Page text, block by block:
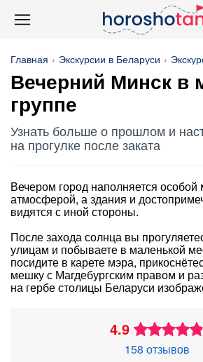
Главная Экскурсии в Беларуси
Вечерний Минск в
группе
Узнать больше о прошлом и
на прогулке после заката
Вечером город наполняется особой
атмосферой, а здания и
видятся с иной стороны.
После захода солнца вы
улицам и побываете в маленькой
посидите в карете мэра,
мешку с Магдебургским правом и
на гербе столицы Беларуси
4.9
158 отзывов